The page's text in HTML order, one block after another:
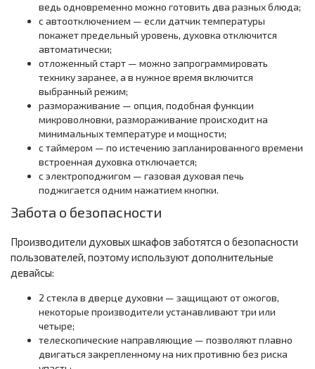
ведь одновременно можно готовить два разных блюда;
с автоотключением — если датчик температуры
покажет предельный уровень, духовка отключится
автоматически;
отложенный старт — можно запрограммировать
технику заранее, а в нужное время включится
выбранный режим;
размораживание — опция, подобная функции
микроволновки, размораживание происходит на
минимальных температуре и мощности;
с таймером — по истечению запланированного времени
встроенная духовка отключается;
с электроподжигом — газовая духовая печь
поджигается одним нажатием кнопки.
Забота о безопасности
Производители духовых шкафов заботятся о безопасности
пользователей, поэтому используют дополнительные
девайсы:
2 стекла в дверце духовки — защищают от ожогов,
некоторые производители устанавливают три или
четыре;
телескопические направляющие — позволяют плавно
двигаться закрепленному на них противню без риска